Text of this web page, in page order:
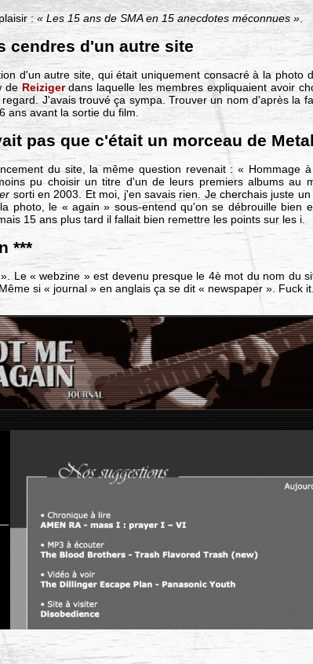
:« Les 15 ans de SMA en 15 anecdotes méconnues ».
cendres d'un autre site
d'un autre site, qui était uniquement consacré à la photo
deReizigerdans laquelle les membres expliquaient avoir
J'avais trouvé ça sympa. Trouver un nom d'après la
ans avant la sortie du film.
pas que c'était un morceau de
du site, la même question revenait : « Hommage à
pu choisir un titre d'un de leurs premiers albums au
sorti en 2003. Et moi, j'en savais rien. Je cherchais juste
photo, le « again » sous-entend qu'on se débrouille bien
15 ans plus tard il fallait bien remettre les points sur les i.
***
Le « webzine » est devenu presque le 4è mot du nom du
si « journal » en anglais ça se dit « newspaper ». Fuck